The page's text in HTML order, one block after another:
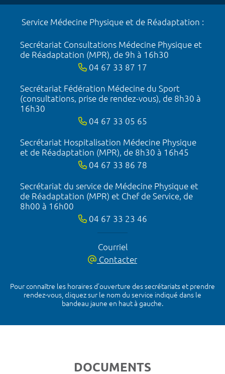
Service Médecine Physique et de Réadaptation :
Secrétariat Consultations Médecine Physique et
de Réadaptation (MPR), de 9h à 16h30
04 67 33 87 17
Secrétariat Fédération Médecine du Sport
(consultations, prise de rendez-vous), de 8h30 à
16h30
04 67 33 05 65
Secrétariat Hospitalisation Médecine Physique
et de Réadaptation (MPR), de 8h30 à 16h45
04 67 33 86 78
Secrétariat du service de Médecine Physique et
de Réadaptation (MPR) et Chef de Service, de
8h00 à 16h00
04 67 33 23 46
Courriel
Contacter
Pour connaître les horaires d’ouverture des secrétariats et prendre
rendez-vous, cliquez sur le nom du service indiqué dans le
bandeau jaune en haut à gauche.
DOCUMENTS